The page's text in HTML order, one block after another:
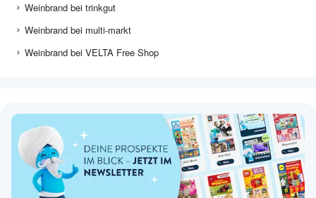
Weinbrand bei trinkgut
Weinbrand bei multi-markt
Weinbrand bei VELTA Free Shop